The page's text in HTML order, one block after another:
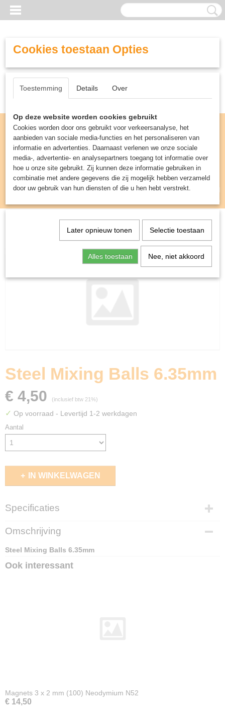
Inloggen Registreren
UW WINKELWAGEN
(0)
Miniature Gaming>Green Stuff World>Steel
Mixing Balls 6.35mm
Steel Mixing Balls 6.35mm
€ 4,50 (inclusief btw 21%)
✓ Op voorraad - Levertijd 1-2 werkdagen
Aantal
IN WINKELWAGEN
Specificaties
EAN code
8436554365296
Omschrijving
Steel Mixing Balls 6.35mm
Ook interessant
Magnets 3 x 2 mm (100) Neodymium N52
€ 14,50
Cookies toestaan Opties
Toestemming Details Over
Op deze website worden cookies gebruikt
Cookies worden door ons gebruikt voor verkeersanalyse, het
aanbieden van sociale media-functies en het personaliseren van
informatie en advertenties. Daarnaast verlenen we onze sociale
media-, advertentie- en analysepartners toegang tot informatie over
hoe u onze site gebruikt. Zij kunnen deze informatie gebruiken in
combinatie met andere gegevens die zij mogelijk hebben verzameld
door uw gebruik van hun diensten of die u hen hebt verstrekt.
Later opnieuw tonen Selectie toestaan
Alles toestaan Nee, niet akkoord